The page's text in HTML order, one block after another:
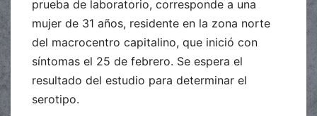
prueba de laboratorio, corresponde a una
mujer de 31 años, residente en la zona norte
del macrocentro capitalino, que inició con
síntomas el 25 de febrero. Se espera el
resultado del estudio para determinar el
serotipo.